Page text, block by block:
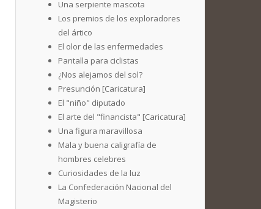
Una serpiente mascota
Los premios de los exploradores
del ártico
El olor de las enfermedades
Pantalla para ciclistas
¿Nos alejamos del sol?
Presunción [Caricatura]
El "niño" diputado
El arte del "financista" [Caricatura]
Una figura maravillosa
Mala y buena caligrafía de
hombres celebres
Curiosidades de la luz
La Confederación Nacional del
Magisterio